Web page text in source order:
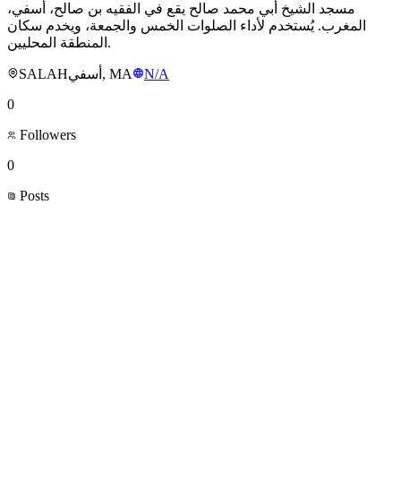
مسجد الشيخ أبي محمد صالح يقع في الفقيه بن صالح، أسفي،
المغرب. يُستخدم لأداء الصلوات الخمس والجمعة، ويخدم سكان
المنطقة المحليين.
SALAHأسفي, MA
N/A
0
Followers
0
Posts